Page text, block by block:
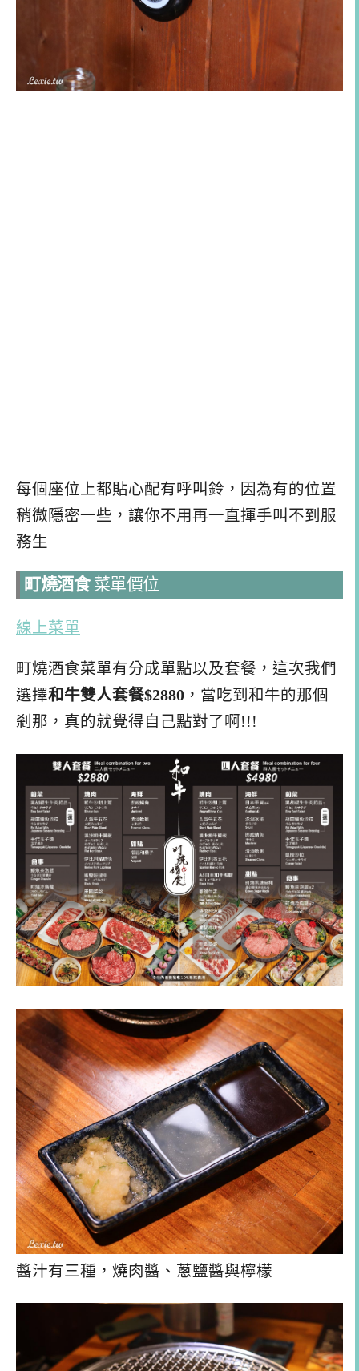
每個座位上都貼心配有呼叫鈴，因為有的位置
稍微隱密一些，讓你不用再一直揮手叫不到服
務生
町燒酒食菜單價位
線上菜單
町燒酒食菜單有分成單點以及套餐，這次我們
選擇和牛雙人套餐$2880 ，當吃到和牛的那個
剎那，真的就覺得自己點對了啊!!!
醬汁有三種，燒肉醬、蔥鹽醬與檸檬